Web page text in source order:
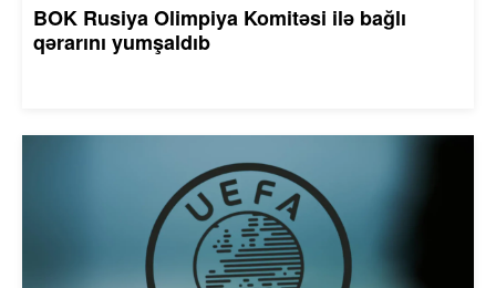
BOK Rusiya Olimpiya Komitəsi ilə bağlı
qərarını yumşaldıb